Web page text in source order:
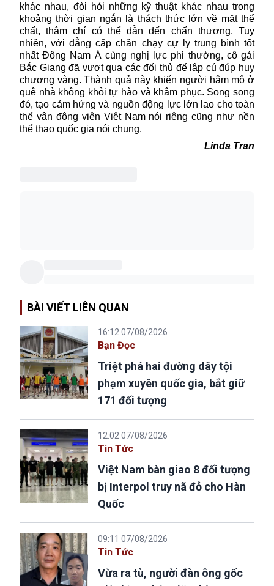
khác nhau, đòi hỏi những kỹ thuật khác nhau trong
khoảng thời gian ngắn là thách thức lớn về mặt thể
chất, thậm chí có thể dẫn đến chấn thương. Tuy
nhiên, với đẳng cấp chân chạy cự ly trung bình tốt
nhất Đông Nam Á cùng nghị lực phi thường, cô gái
Bắc Giang đã vượt qua các đối thủ để lập cú đúp huy
chương vàng. Thành quả này khiến người hâm mộ ở
quê nhà không khỏi tự hào và khâm phục. Song song
đó, tạo cảm hứng và nguồn động lực lớn lao cho toàn
thể vận động viên Việt Namnói riêng cũng như nền
thể thao quốc gia nói chung.
Linda Tran
BÀI VIẾT LIÊN QUAN
16:12 07/08/2026
Bạn Đọc
Triệt phá hai đường dây tội
phạm xuyên quốc gia, bắt giữ
171 đối tượng
12:02 07/08/2026
Tin Tức
Việt Nam bàn giao 8 đối tượng
bị Interpol truy nã đỏ cho Hàn
Quốc
09:11 07/08/2026
Tin Tức
Vừa ra tù, người đàn ông gốc